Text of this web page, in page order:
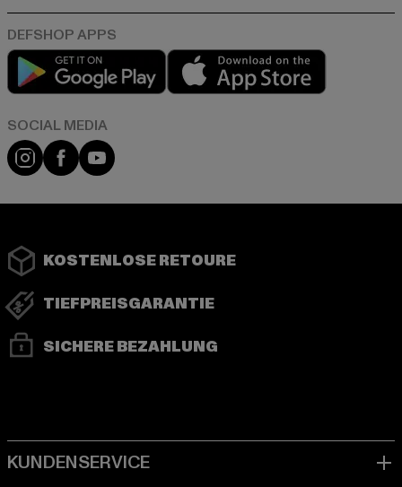
Play market
Instagram
FacebookYouTube
KOSTENLOSE RETOURE
TIEFPREISGARANTIE
SICHERE BEZAHLUNG